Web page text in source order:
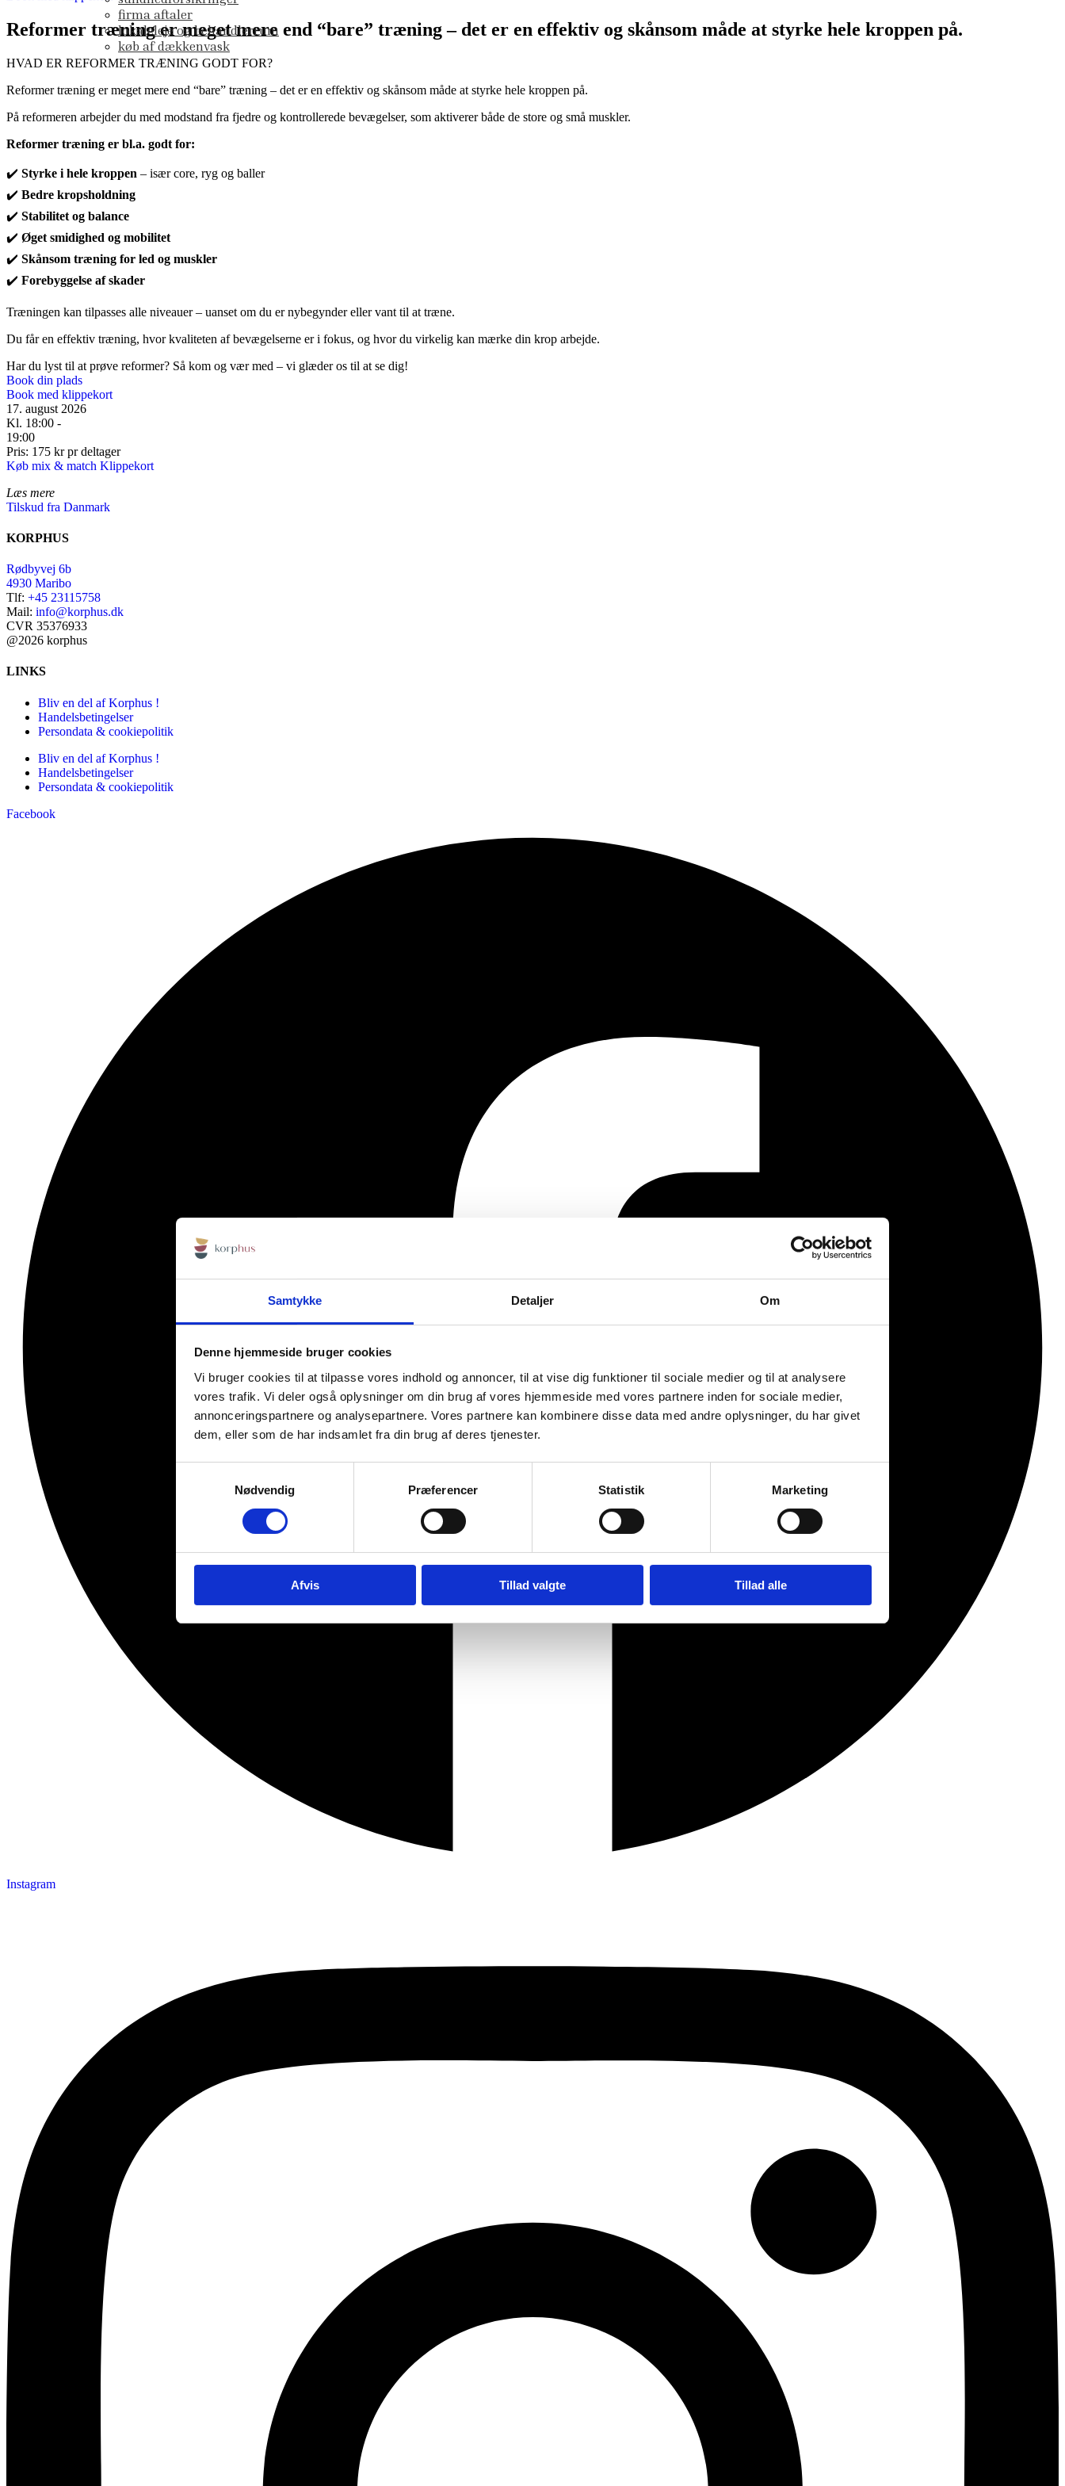
Samtykke Detaljer Om
Denne hjemmeside bruger cookies
Vi bruger cookies til at tilpasse vores indhold og annoncer, til at vise dig funktioner til sociale medier og til at analysere
vores trafik. Vi deler også oplysninger om din brug af vores hjemmeside med vores partnere inden for sociale medier,
annonceringspartnere og analysepartnere. Vores partnere kan kombinere disse data med andre oplysninger, du har givet
dem, eller som de har indsamlet fra din brug af deres tjenester.
Nødvendig
Præferencer Statistik Marketing
Afvis Tillad valgte Tillad alle
firma aftaler
lokaleleje og behandlerrum
køb af dækkenvask
Reformer træning er meget mere end “bare” træning – det er en effektiv og skånsom måde at styrke hele kroppen på.
HVAD ER REFORMER TRÆNING GODT FOR?
Reformer træning er meget mere end “bare” træning – det er en effektiv og skånsom måde at styrke hele kroppen på.
På reformeren arbejder du med modstand fra fjedre og kontrollerede bevægelser, som aktiverer både de store og små muskler.
Reformer træning er bl.a. godt for:
✔️ Styrke i hele kroppen – især core, ryg og baller
✔️ Bedre kropsholdning
✔️ Stabilitet og balance
✔️ Øget smidighed og mobilitet
✔️ Skånsom træning for led og muskler
✔️ Forebyggelse af skader
Træningen kan tilpasses alle niveauer – uanset om du er nybegynder eller vant til at træne.
Du får en effektiv træning, hvor kvaliteten af bevægelserne er i fokus, og hvor du virkelig kan mærke din krop arbejde.
Har du lyst til at prøve reformer? Så kom og vær med – vi glæder os til at se dig!
Book din plads
Book med klippekort
17. august 2026
Kl. 18:00 -
19:00
Pris: 175 kr pr deltager
Køb mix & match Klippekort
Læs mere
Tilskud fra Danmark
KORPHUS
Rødbyvej 6b
4930 Maribo
Tlf: +45 23115758
Mail: info@korphus.dk
CVR 35376933
@2026 korphus
LINKS
Bliv en del af Korphus !
Handelsbetingelser
Persondata & cookiepolitik
Bliv en del af Korphus !
Handelsbetingelser
Persondata & cookiepolitik
Facebook
Instagram